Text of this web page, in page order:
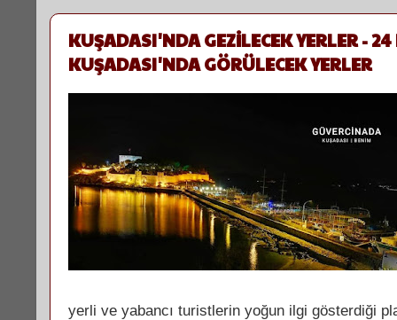
KUŞADASI'NDA GEZİLECEK YERLER -
KUŞADASI'NDA GÖRÜLECEK YERLER
yerli ve yabancı turistlerin yoğun ilgi gösterdiği